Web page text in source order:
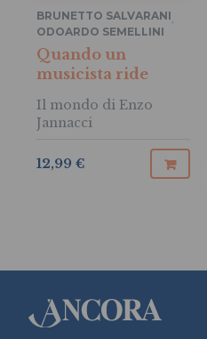
BRUNETTO SALVARANI,
ODOARDO SEMELLINI
Quando un
musicista ride
Il mondo di Enzo
Jannacci
12,99 €